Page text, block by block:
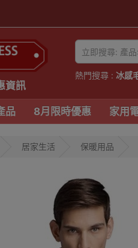
資訊
熱門搜尋 : 冰感
品 8月限時優惠 家用
居家生活 保暖用品